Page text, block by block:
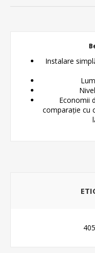
Instalare
Economii
comparație cu